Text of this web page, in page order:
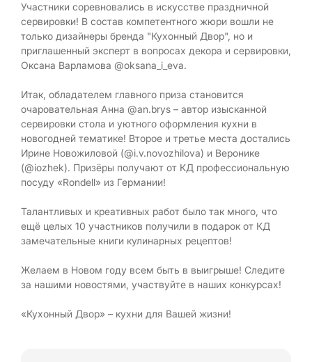
Участники соревновались в искусстве праздничной
сервировки! В состав компетентного жюри вошли не
только дизайнеры бренда "Кухонный Двор", но и
приглашенный эксперт в вопросах декора и сервировки,
Оксана Варламова @oksana_i_eva.
Итак, обладателем главного приза становится
очаровательная Анна @an.brys – автор изысканной
сервировки стола и уютного оформления кухни в
новогодней тематике! Второе и третье места достались
Ирине Новожиловой (@i.v.novozhilova) и Веронике
(@iozhek). Призёры получают от КД профессиональную
посуду «Rondell» из Германии!
Талантливых и креативных работ было так много, что
ещё целых 10 участников получили в подарок от КД
замечательные книги кулинарных рецептов!
Желаем в Новом году всем быть в выигрыше! Следите
за нашими новостями, участвуйте в наших конкурсах!
«Кухонный Двор» – кухни для Вашей жизни!